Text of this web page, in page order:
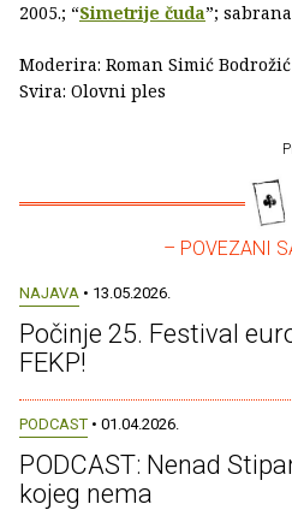
2005.; “Simetrije čuda”;
Moderira: Roman Simić Bodrožić
Svira: Olovni ples
– POVEZANI
NAJAVA • 13.05.2026.
Počinje 25. Festival
FEKP!
PODCAST • 01.04.2026.
PODCAST: Nenad
kojeg nema